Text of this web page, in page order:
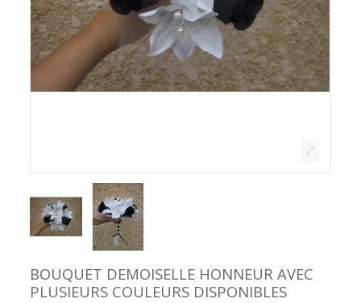
BOUQUET DEMOISELLE HONNEUR AVEC
PLUSIEURS COULEURS DISPONIBLES